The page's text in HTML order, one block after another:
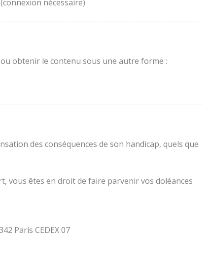
nécessaire)
obtenir le contenu sous une autre forme :
des conséquences de son handicap, quels que
vous êtes en droit de faire parvenir vos doléances
Paris CEDEX 07